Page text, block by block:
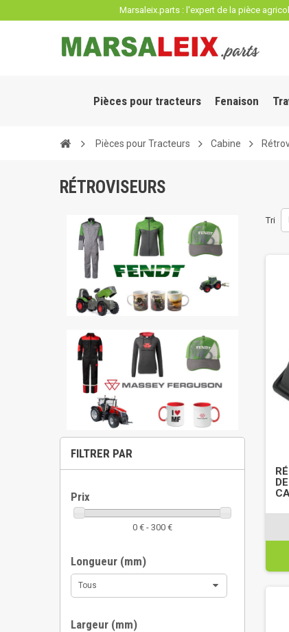
Marsaleix.parts : l'expert de la pièce
Pièces pour tracteurs Fenaison
Pièces pour Tracteurs Cabine
RÉTROVISEURS
FILTRER PAR
Prix
0 € - 300 €
Longueur (mm)
Tous
Largeur (mm)
Tri
Panneau de gestion des cookies